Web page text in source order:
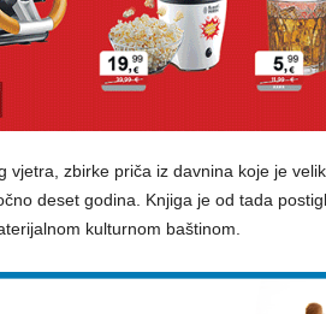
vjetra, zbirke priča iz davnina koje je
deset godina. Knjiga je od tada
kulturnom baštinom.